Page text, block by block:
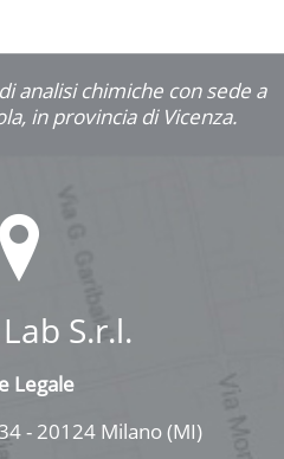
analisi chimiche con sede a
in provincia di Vicenza.
S.r.l.
Legale
- 20124 Milano (MI)